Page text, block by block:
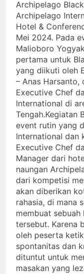
Archipelago
Archipelago
Hotel &
Mei 2024. Pada
Malioboro
pertama untuk
yang diikuti oleh
– Anas Harsanto,
Executive Chef
International di
Tengah.Kegiatan
event rutin yang
International dan
Executive Chef
Manager dari
naungan
dari kompetisi
akan diberikan
rahasia, di mana
membuat sebuah
tersebut. Karena
oleh peserta
spontanitas dan
dituntut untuk
masakan yang